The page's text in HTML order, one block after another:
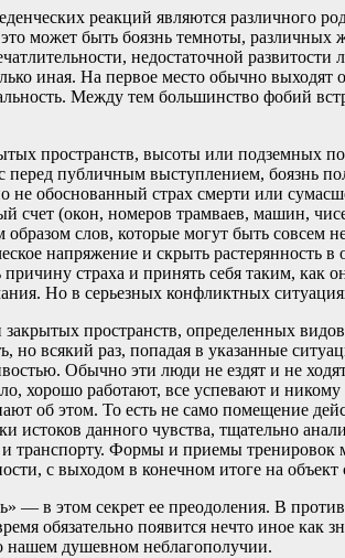
реакций являются различного
может быть боязнь темноты,
недостаточной
иная. На первое место обычно
Между тем большинство фобий
пространств, высоты или подземных
публичным выступлением, боязнь
обоснованный страх смерти или
счет (окон, номеров трамваев, машин,
слов, которые могут быть совсем
напряжение и скрыть растерянность
причину страха и принять себя таким,
Но в серьезных конфликтных
пространств, определенных
но всякий раз, попадая в указанные
Обычно эти люди не ездят и не
хорошо работают, все успевают и
об этом. То есть не само помещение
истоков данного чувства, тщательно
и транспорту. Формы и приемы
с выходом в конечном итоге на
— в этом секрет ее преодоления. В
обязательно появится нечто иное как
нашем душевном неблагополучии.